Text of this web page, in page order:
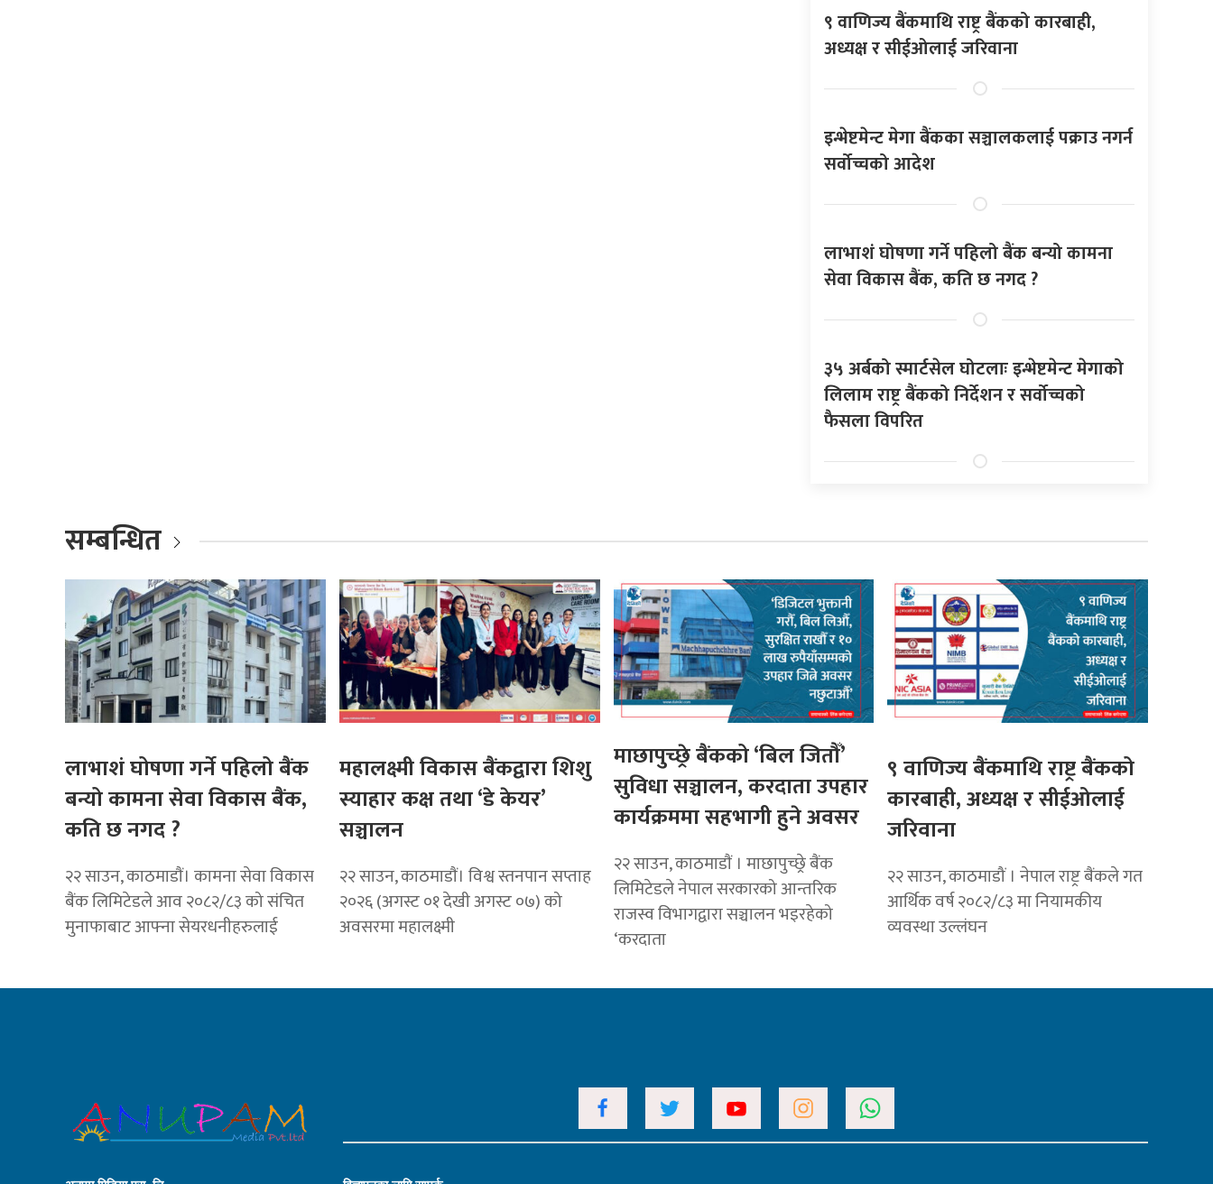
९ वाणिज्य बैंकमाथि राष्ट्र बैंकको कारबाही,
अध्यक्ष र सीईओलाई जरिवाना
इन्भेष्टमेन्ट मेगा बैंकका सञ्चालकलाई पक्राउ नगर्न
सर्वोच्चको आदेश
लाभाशं घोषणा गर्ने पहिलो बैंक बन्यो कामना
सेवा विकास बैंक, कति छ नगद ?
३५ अर्बको स्मार्टसेल घोटलाः इन्भेष्टमेन्ट मेगाको
लिलाम राष्ट्र बैंकको निर्देशन र सर्वोच्चको
फैसला विपरित
सम्बन्धित
लाभाशं घोषणा गर्ने पहिलो बैंक
बन्यो कामना सेवा विकास बैंक,
कति छ नगद ?
२२ साउन, काठमाडाैं। कामना सेवा विकास
बैंक लिमिटेडले आव २०८२/८३ को संचित
मुनाफाबाट आफ्ना सेयरधनीहरुलाई
महालक्ष्मी विकास बैंकद्वारा शिशु
स्याहार कक्ष तथा ‘डे केयर’
सञ्चालन
२२ साउन, काठमाडाैं। विश्व स्तनपान सप्ताह
२०२६ (अगस्ट ०१ देखी अगस्ट ०७) को
अवसरमा महालक्ष्मी
माछापुच्छ्रे बैंकको ‘बिल जितौँ’
सुविधा सञ्चालन, करदाता उपहार
कार्यक्रममा सहभागी हुने अवसर
२२ साउन, काठमाडाैं । माछापुच्छ्रे बैंक
लिमिटेडले नेपाल सरकारको आन्तरिक
राजस्व विभागद्वारा सञ्चालन भइरहेको
‘करदाता
९ वाणिज्य बैंकमाथि राष्ट्र बैंकको
कारबाही, अध्यक्ष र सीईओलाई
जरिवाना
२२ साउन, काठमाडौं । नेपाल राष्ट्र बैंकले गत
आर्थिक वर्ष २०८२/८३ मा नियामकीय
व्यवस्था उल्लंघन